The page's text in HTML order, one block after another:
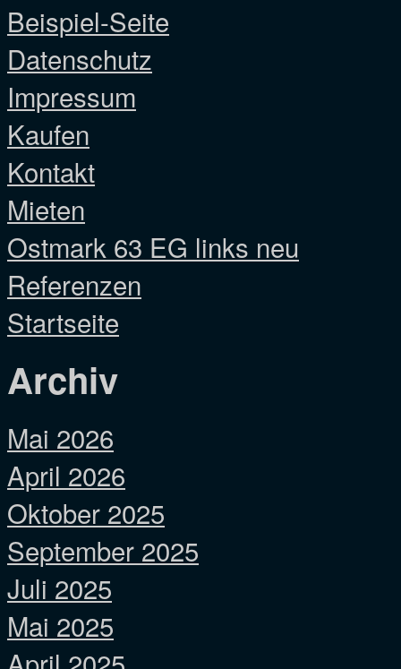
Beispiel-Seite
Datenschutz
Impressum
Kaufen
Kontakt
Mieten
Ostmark 63 EG links neu
Referenzen
Startseite
Archiv
Mai 2026
April 2026
Oktober 2025
September 2025
Juli 2025
Mai 2025